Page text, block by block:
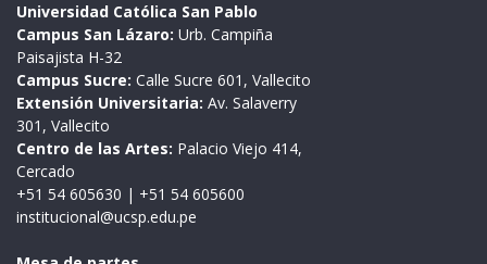
Universidad Católica San Pablo
Campus San Lázaro: Urb. Campiña
Paisajista H-32
Campus Sucre: Calle Sucre 601, Vallecito
Extensión Universitaria: Av. Salaverry
301, Vallecito
Centro de las Artes: Palacio Viejo 414,
Cercado
+51 54 605630 | +51 54 605600
institucional@ucsp.edu.pe